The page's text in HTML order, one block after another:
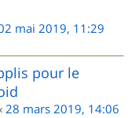
mai 2019, 11:29
pour le
28 mars 2019, 14:06